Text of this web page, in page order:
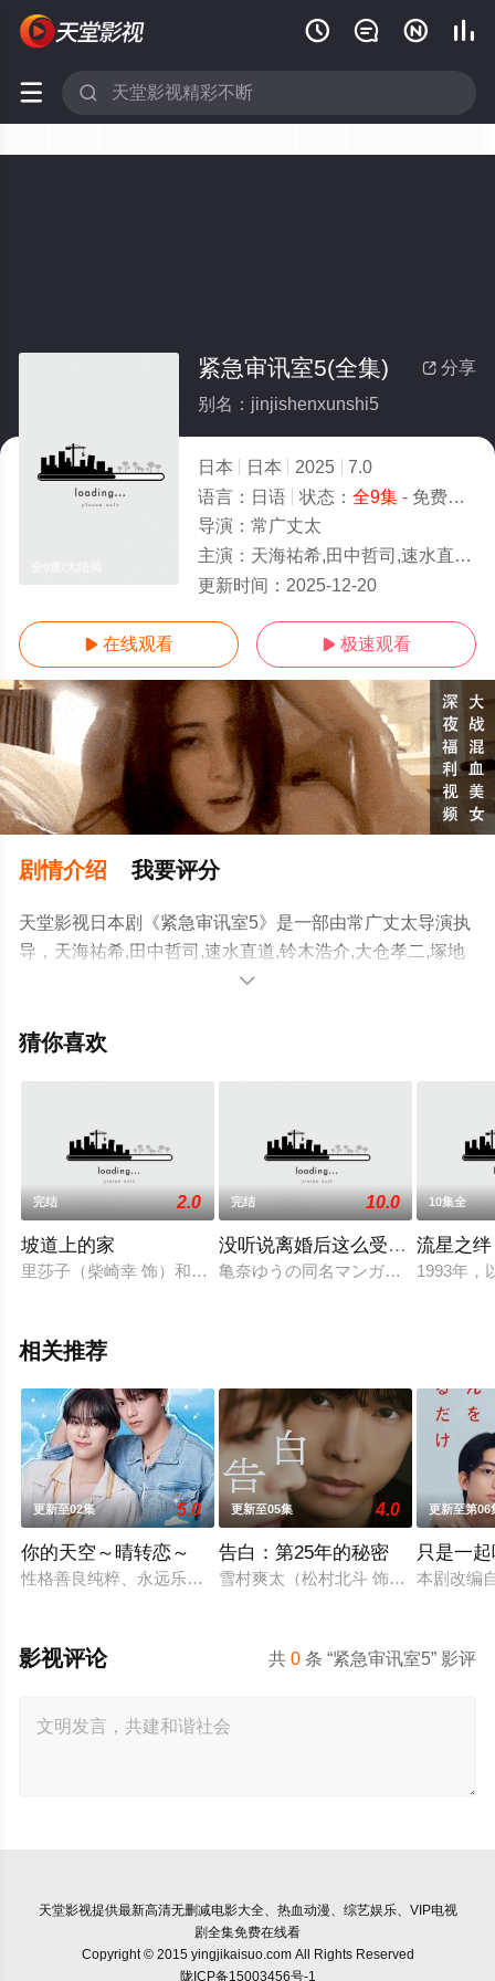
   
 
 分享
紧急审讯室5(全集)
别名：jinjishenxunshi5
日本 日本 2025
7.0
语言： 日语 状态： 全9集- 免费观看
导演： 常广丈太
主演： 天海祐希,田中哲司,速水直道,铃木浩介,大仓孝二,塚地武雅,绪方义博,小日向文世,山本耕史
更新时间： 2025-12-20
 在线观看  极速观看
剧情介绍 我要评分
天堂影视日本剧《紧急审讯室5》是一部由常广丈太导演执
导，天海祐希,田中哲司,速水直道,铃木浩介,大仓孝二,塚地
武雅,绪方义博,小日向文世,山本耕史,若村麻由美,角田晃广,
情已揭晓（全9集），手机免费观看高清未删减完整版电视

猜你喜欢
完结 2.0
坡道上的家
里莎子（柴崎幸 饰）和大部分同龄的女人一样，是一位非常平
完结 10.0
没听说离婚后这么受欢迎
亀奈ゆうの同名マンガをもとにした
10集全
流星之绊
1993年，
相关推荐
更新至02集 5.0
你的天空～晴转恋～
性格善良纯粹、永远乐观开朗的阳光少年舟濑阳向（福田步汰
更新至05集 4.0
告白：第25年的秘密
雪村爽太（松村北斗 饰）自幼因一
更新至第06
只是一
本剧改编
共0 条 “紧急审讯室5” 影评
影视评论
天堂影视提供最新高清无删减电影大全、热血动漫、综艺娱乐、VIP电视
剧全集免费在线看
Copyright © 2015 yingjikaisuo.com All Rights Reserved
陇ICP备15003456号-1